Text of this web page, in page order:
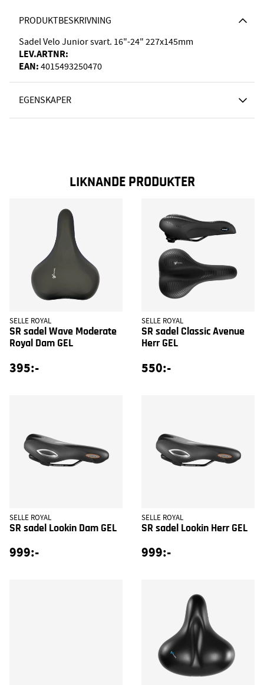
PRODUKTBESKRIVNING
Sadel Velo Junior svart. 16"-24" 227x145mm
LEV.ARTNR:
EAN: 4015493250470
EGENSKAPER
LIKNANDE PRODUKTER
SELLE ROYAL
SR sadel Wave Moderate
Royal Dam GEL
395:-
SELLE ROYAL
SR sadel Classic Avenue
Herr GEL
550:-
SELLE ROYAL
SR sadel Lookin Dam GEL
999:-
SELLE ROYAL
SR sadel Lookin Herr GEL
999:-